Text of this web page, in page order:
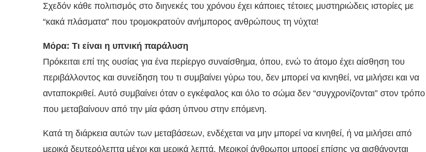
Σχεδόν κάθε πολιτισμός στο διηνεκές του χρόνου έχει κάποιες τέτοιες μυστηριώδεις ιστορίες με
“κακά πλάσματα” που τρομοκρατούν ανήμπορος ανθρώπους τη νύχτα!
Μόρα: Τι είναι η υπνική παράλυση
Πρόκειται επί της ουσίας για ένα περίεργο συναίσθημα, όπου, ενώ το άτομο έχει αίσθηση του
περιβάλλοντος και συνείδηση του τι συμβαίνει γύρω του, δεν μπορεί να κινηθεί, να μιλήσει και να
ανταποκριθεί. Αυτό συμβαίνει όταν ο εγκέφαλος και όλο το σώμα δεν “συγχρονίζονται” στον τρόπο
που μεταβαίνουν από την μία φάση ύπνου στην επόμενη.
Κατά τη διάρκεια αυτών των μεταβάσεων, ενδέχεται να μην μπορεί να κινηθεί, ή να μιλήσει από
μερικά δευτερόλεπτα μέχρι και μερικά λεπτά. Μερικοί άνθρωποι μπορεί επίσης να αισθάνονται